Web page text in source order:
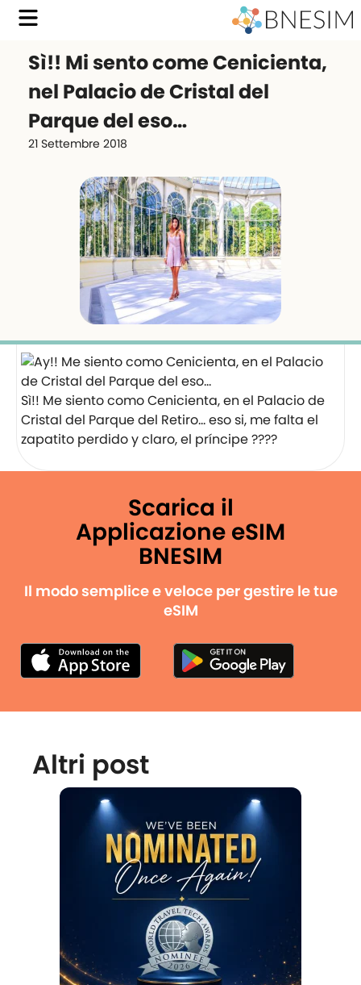
Sì!! Mi sento come Cenicienta,
nel Palacio de Cristal del
Parque del eso…
21 Settembre 2018
Sì!! Me siento como Cenicienta, en el Palacio de
Cristal del Parque del Retiro… eso si, me falta el
zapatito perdido y claro, el príncipe ????
Scarica il
Applicazione eSIM
BNESIM
Il modo semplice e veloce per gestire le tue
eSIM
Altri post